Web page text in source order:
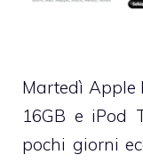
Martedì Apple
16GB e iPod
pochi giorni